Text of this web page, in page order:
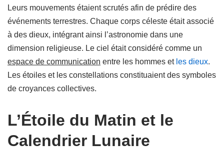
Leurs mouvements étaient scrutés afin de prédire des
événements terrestres. Chaque corps céleste était associé
à des dieux, intégrant ainsi l’astronomie dans une
dimension religieuse. Le ciel était considéré comme un
espace de communication entre les hommes et les dieux.
Les étoiles et les constellations constituaient des symboles
de croyances collectives.
L’Étoile du Matin et le
Calendrier Lunaire